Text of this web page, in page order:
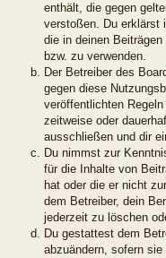
enthält, die gegen
verstoßen. Du erklärst
die in deinen
bzw. zu verwenden.
Der Betreiber des
gegen diese
veröffentlichten
zeitweise oder
ausschließen und dir
Du nimmst zur
für die Inhalte von
hat oder die er nicht
dem Betreiber, dein
jederzeit zu löschen
Du gestattest dem
abzuändern, sofern